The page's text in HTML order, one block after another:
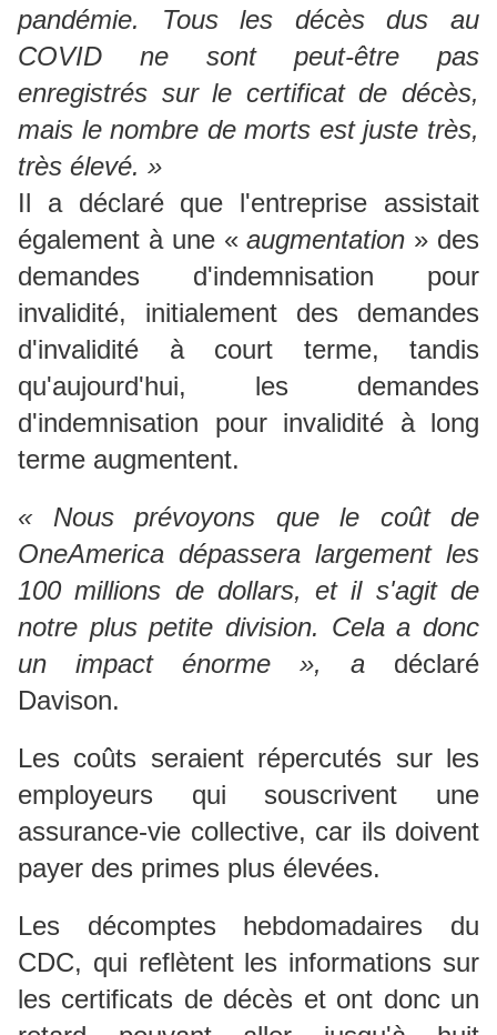
pandémie. Tous les décès dus au
COVID ne sont peut-être pas
enregistrés sur le certificat de décès,
mais le nombre de morts est juste très,
très élevé. »
Il a déclaré que l'entreprise assistait
également à une «augmentation » des
demandes d'indemnisation pour
invalidité, initialement des demandes
d'invalidité à court terme, tandis
qu'aujourd'hui, les demandes
d'indemnisation pour invalidité à long
terme augmentent.
« Nous prévoyons que le coût de
OneAmerica dépassera largement les
100 millions de dollars, et il s'agit de
notre plus petite division. Cela a donc
un impact énorme », a déclaré
Davison.
Les coûts seraient répercutés sur les
employeurs qui souscrivent une
assurance-vie collective, car ils doivent
payer des primes plus élevées.
Les décomptes hebdomadaires du
CDC, qui reflètent les informations sur
les certificats de décès et ont donc un